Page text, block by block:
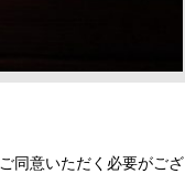
同意いただく必要がござ